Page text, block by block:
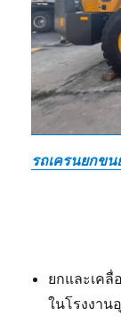
รถเครนยกขน
ยกและเคลื่
ในโรงงา